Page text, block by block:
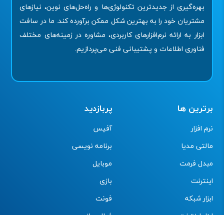
بهره‌گیری از جدیدترین تکنولوژی‌ها و راه‌حل‌های نوین، نیازهای
مشتریان خود را به بهترین شکل ممکن برآورده کند. ما در سافت
ابزار به ارائه نرم‌افزارهای کاربردی، مشاوره در زمینه‌های مختلف
فناوری اطلاعات و پشتیبانی فنی می‌پردازیم.
برترین ها
نرم افزار
مالتی مدیا
مبدل فرمت
اینترنت
ابزار شبکه
پربازدید
آفیس
برنامه نویسی
موبایل
بازی
فونت